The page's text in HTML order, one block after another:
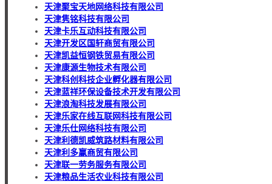
天津聚宝天地网络科技有限公司
天津隽铭科技有限公司
天津卡乐互动科技有限公司
天津开发区国轩商贸有限公司
天津凯益恒钢铁贸易有限公司
天津康源生物技术有限公司
天津科创科技企业孵化器有限公司
天津蓝祥环保设备技术开发有限公司
天津浪淘科技发展有限公司
天津乐家在线互联网科技有限公司
天津乐仕网络科技有限公司
天津利德凯威筑路材料有限公司
天津利多赢商贸有限公司
天津联一劳务服务有限公司
天津粮品生活农业科技有限公司